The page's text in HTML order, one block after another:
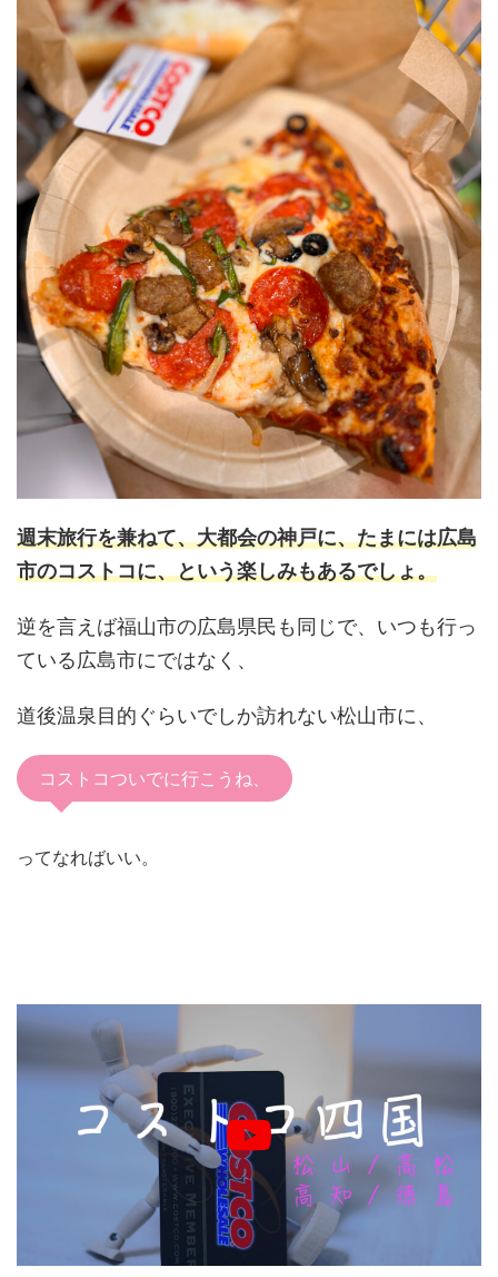
週末旅行を兼ねて、大都会の神戸に、たまには広島
市のコストコに、という楽しみもあるでしょ。
逆を言えば福山市の広島県民も同じで、いつも行っ
ている広島市にではなく、
道後温泉目的ぐらいでしか訪れない松山市に、
コストコついでに行こうね、
ってなればいい。